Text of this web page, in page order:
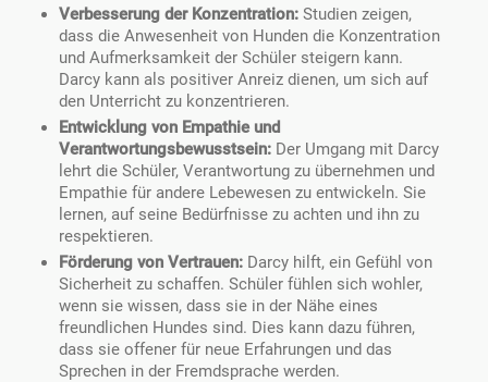
Verbesserung der Konzentration: Studien zeigen,
dass die Anwesenheit von Hunden die Konzentration
und Aufmerksamkeit der Schüler steigern kann.
Darcy kann als positiver Anreiz dienen, um sich auf
den Unterricht zu konzentrieren.
Entwicklung von Empathie und
Verantwortungsbewusstsein: Der Umgang mit Darcy
lehrt die Schüler, Verantwortung zu übernehmen und
Empathie für andere Lebewesen zu entwickeln. Sie
lernen, auf seine Bedürfnisse zu achten und ihn zu
respektieren.
Förderung von Vertrauen: Darcy hilft, ein Gefühl von
Sicherheit zu schaffen. Schüler fühlen sich wohler,
wenn sie wissen, dass sie in der Nähe eines
freundlichen Hundes sind. Dies kann dazu führen,
dass sie offener für neue Erfahrungen und das
Sprechen in der Fremdsprache werden.